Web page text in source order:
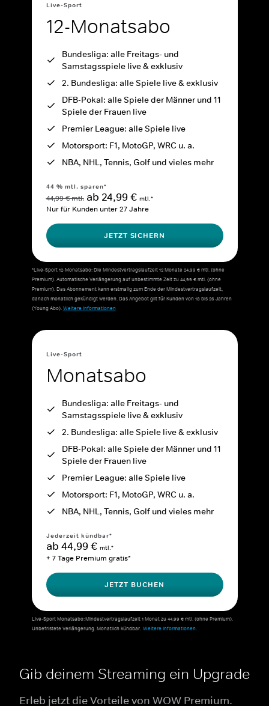
Live-Sport
12-Monatsabo
Bundesliga: alle Freitags- und
Samstagsspiele live & exklusiv
2. Bundesliga: alle Spiele live & exklusiv
DFB-Pokal: alle Spiele der Männer und 11
Spiele der Frauen live
Premier League: alle Spiele live
Motorsport: F1, MotoGP, WRC u. a.
NBA, NHL, Tennis, Golf und vieles mehr
44 % mtl. sparen*
44,99 € mtl. ab 24,99 € mtl.*
Nur für Kunden unter 27 Jahre
JETZT SICHERN
*Live-Sport 12-Monatsabo: Die Mindestvertragslaufzeit 12 Monate 24,99 € mtl. (ohne
Premium). Automatische Verlängerung auf unbestimmte Zeit zu 44,99 € mtl. (ohne
Premium). Das Abonnement kann erstmalig zum Ende der Mindestvertragslaufzeit,
danach monatlich gekündigt werden. Das Angebot gilt für Kunden von 18 bis 26 Jahren
(Young Abo).Weitere Informationen
Live-Sport
Monatsabo
Bundesliga: alle Freitags- und
Samstagsspiele live & exklusiv
2. Bundesliga: alle Spiele live & exklusiv
DFB-Pokal: alle Spiele der Männer und 11
Spiele der Frauen live
Premier League: alle Spiele live
Motorsport: F1, MotoGP, WRC u. a.
NBA, NHL, Tennis, Golf und vieles mehr
Jederzeit kündbar*
ab 44,99 € mtl.*
+ 7 Tage Premium gratis*
JETZT BUCHEN
Live-Sport Monatsabo: Mindestvertragslaufzeit 1 Monat zu 44,99 € mtl. (ohne Premium).
Unbefristete Verlängerung. Monatlich kündbar. Weitere Informationen.
Gib deinem Streaming ein Upgrade
Erleb jetzt die Vorteile von WOW Premium.